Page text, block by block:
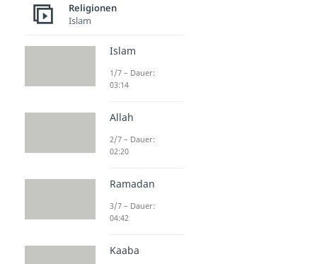
Religionen
Islam
Islam
1/7 – Dauer:
03:14
Allah
2/7 – Dauer:
02:20
Ramadan
3/7 – Dauer:
04:42
Kaaba